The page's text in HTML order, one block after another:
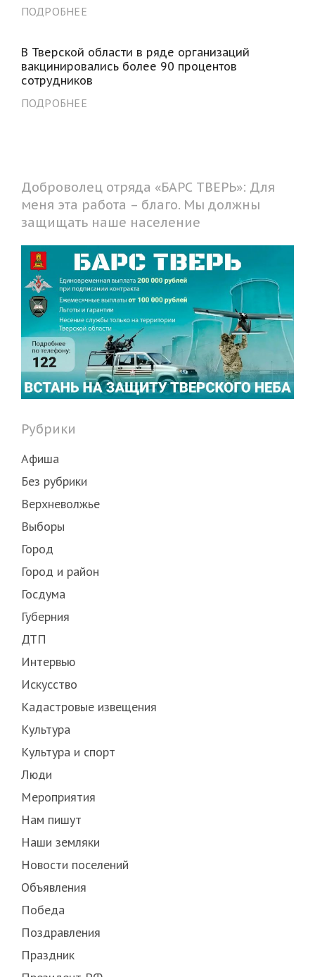
ПОДРОБНЕЕ
В Тверской области в ряде организаций
вакцинировались более 90 процентов
сотрудников
ПОДРОБНЕЕ
Доброволец отряда «БАРС ТВЕРЬ»: Для
меня эта работа – благо. Мы должны
защищать наше население
Рубрики
Афиша
Без рубрики
Верхневолжье
Выборы
Город
Город и район
Госдума
Губерния
ДТП
Интервью
Искусство
Кадастровые извещения
Культура
Культура и спорт
Люди
Мероприятия
Нам пишут
Наши земляки
Новости поселений
Объявления
Победа
Поздравления
Праздник